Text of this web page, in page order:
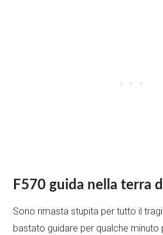
F570 guida nella terra
Sono rimasta stupita per tutto il
bastato guidare per qualche minuto